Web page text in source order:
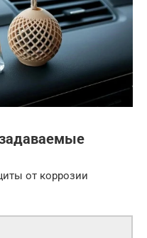
задаваемые
от коррозии